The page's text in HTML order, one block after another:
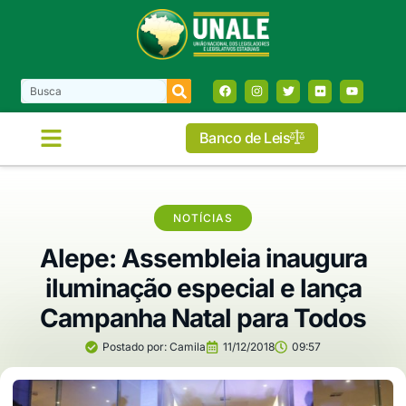
Banco de Leis
NOTÍCIAS
Alepe: Assembleia inaugura
iluminação especial e lança
Campanha Natal para Todos
Postado por: Camila 11/12/2018 09:57